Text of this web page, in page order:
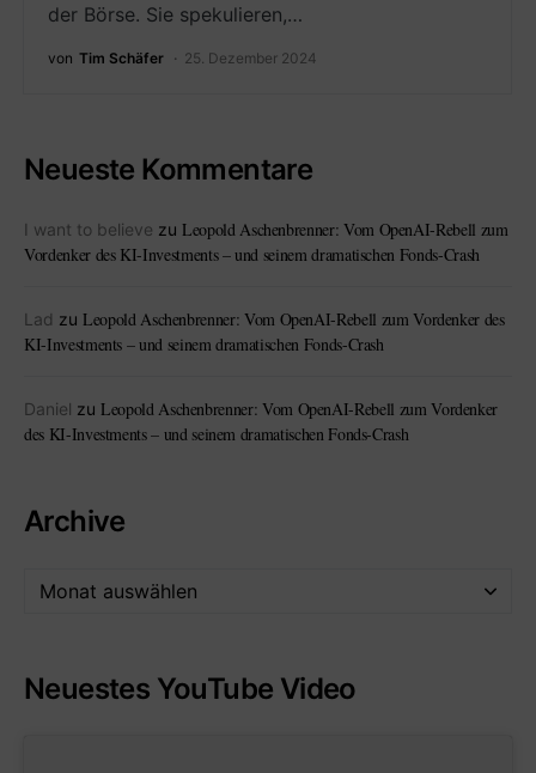
der Börse. Sie spekulieren,…
von Tim Schäfer 25. Dezember 2024
Neueste Kommentare
I want to believe zu Leopold Aschenbrenner: Vom OpenAI-Rebell zum
Vordenker des KI-Investments – und seinem dramatischen Fonds-Crash
Lad zu Leopold Aschenbrenner: Vom OpenAI-Rebell zum Vordenker des
KI-Investments – und seinem dramatischen Fonds-Crash
Daniel zu Leopold Aschenbrenner: Vom OpenAI-Rebell zum Vordenker
des KI-Investments – und seinem dramatischen Fonds-Crash
Archive
Neuestes YouTube Video